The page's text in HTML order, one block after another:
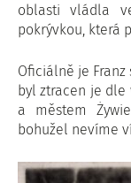
oblasti vládla
pokrývkou, která
Oficiálně je
byl ztracen je dle
a městem
bohužel nevíme